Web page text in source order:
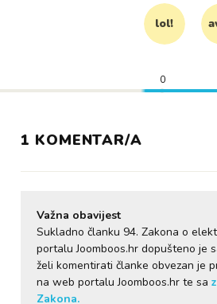
lol!
0
1 KOMENTAR/A
Važna obavijest
Sukladno članku 94. Zakona o
portalu Joomboos.hr dopušteno je
želi komentirati članke obvezan je
na web portalu Joomboos.hr te sa
Zakona.